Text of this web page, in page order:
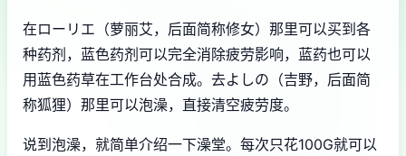
在ローリエ（萝丽艾，后面简称修女）那里可以买到各
种药剂，蓝色药剂可以完全消除疲劳影响，蓝药也可以
用蓝色药草在工作台处合成。去よしの（吉野，后面简
称狐狸）那里可以泡澡，直接清空疲劳度。
说到泡澡，就简单介绍一下澡堂。每次只花100G就可以